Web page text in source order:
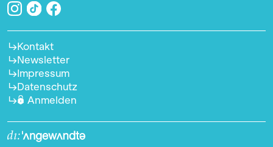
Kontakt
Newsletter
Impressum
Datenschutz
Anmelden